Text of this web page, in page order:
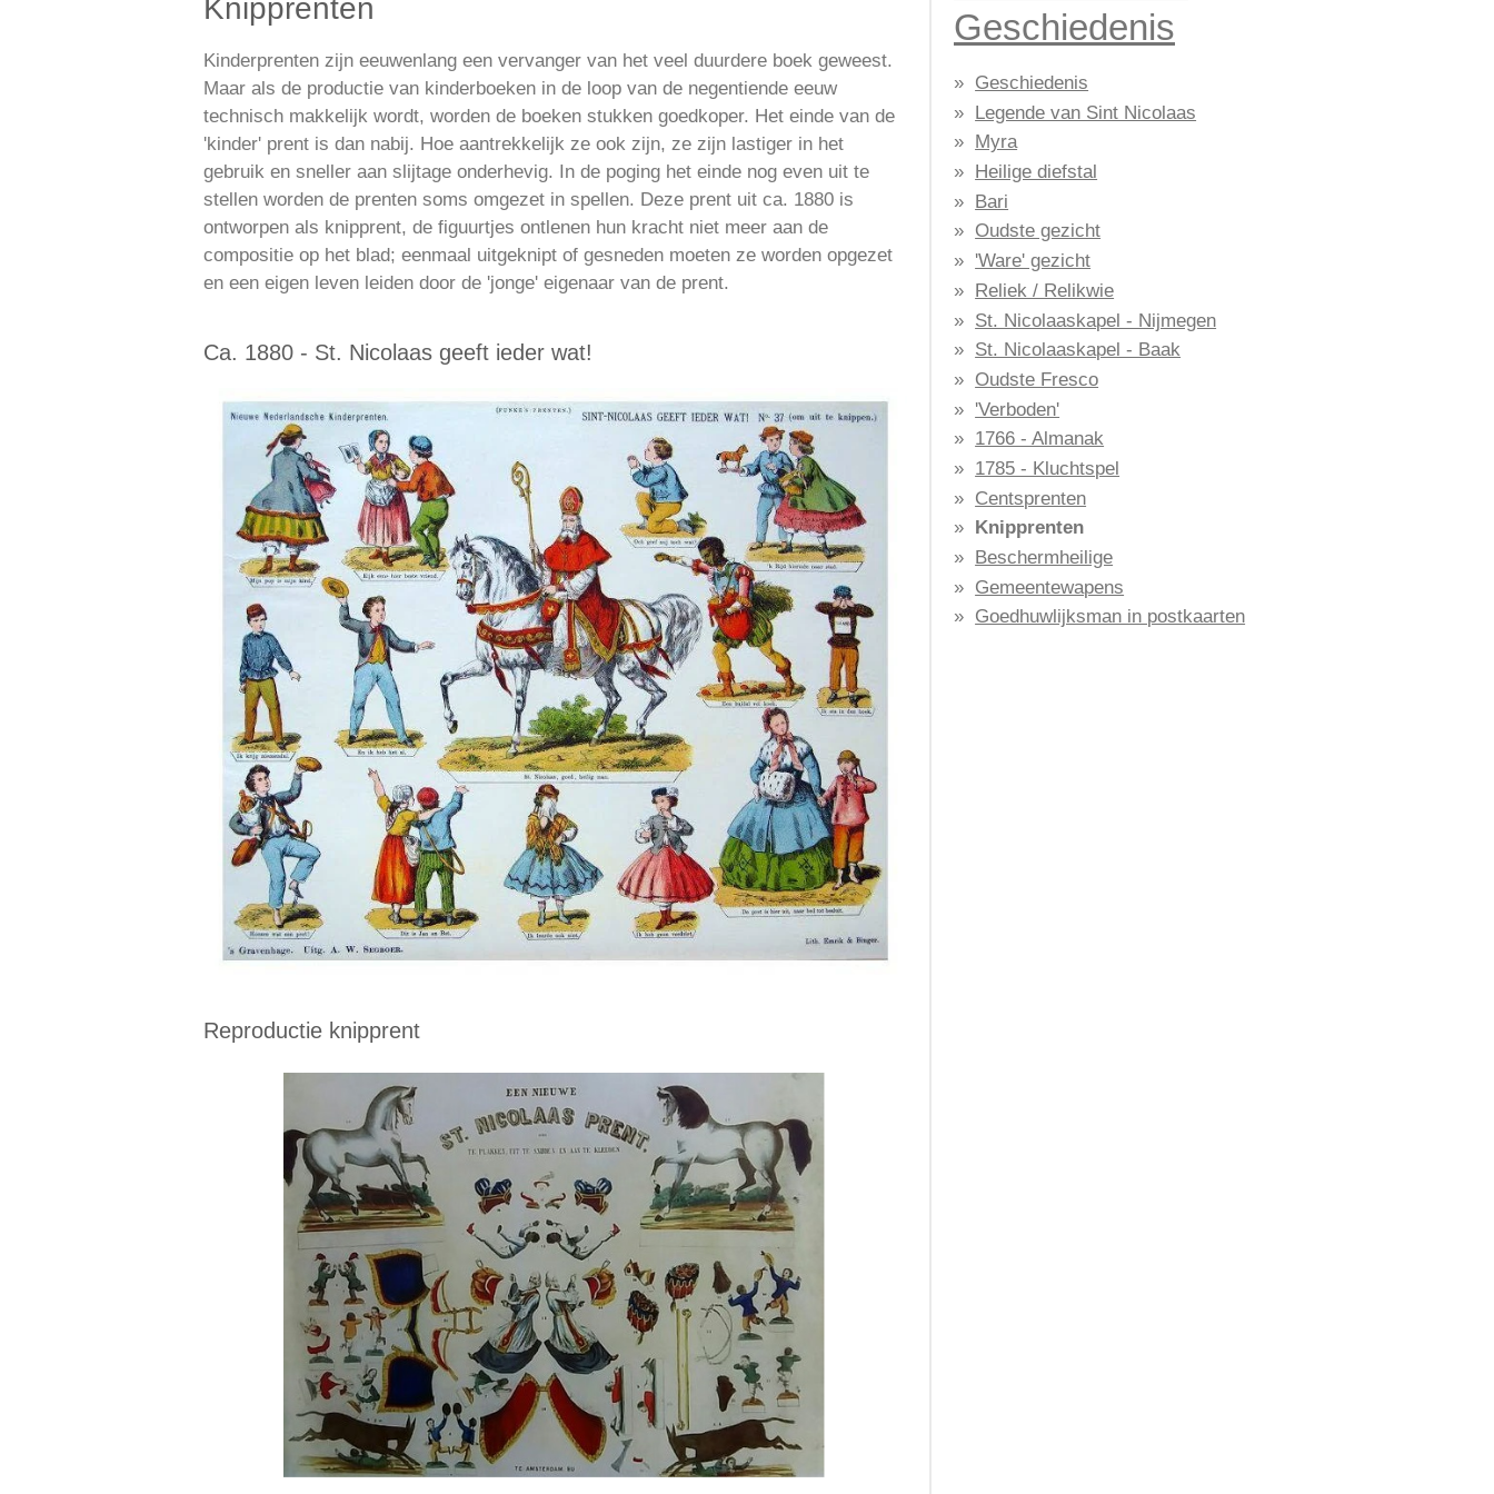
Knipprenten
Kinderprenten zijn eeuwenlang een vervanger van het veel duurdere boek geweest.
Maar als de productie van kinderboeken in de loop van de negentiende eeuw
technisch makkelijk wordt, worden de boeken stukken goedkoper. Het einde van de
'kinder' prent is dan nabij. Hoe aantrekkelijk ze ook zijn, ze zijn lastiger in het
gebruik en sneller aan slijtage onderhevig. In de poging het einde nog even uit te
stellen worden de prenten soms omgezet in spellen. Deze prent uit ca. 1880 is
ontworpen als knipprent, de figuurtjes ontlenen hun kracht niet meer aan de
compositie op het blad; eenmaal uitgeknipt of gesneden moeten ze worden opgezet
en een eigen leven leiden door de 'jonge' eigenaar van de prent.
Ca. 1880 - St. Nicolaas geeft ieder wat!
Reproductie knipprent
Geschiedenis
Geschiedenis
Legende van Sint Nicolaas
Myra
Heilige diefstal
Bari
Oudste gezicht
'Ware' gezicht
Reliek / Relikwie
St. Nicolaaskapel - Nijmegen
St. Nicolaaskapel - Baak
Oudste Fresco
'Verboden'
1766 - Almanak
1785 - Kluchtspel
Centsprenten
Knipprenten
Beschermheilige
Gemeentewapens
Goedhuwlijksman in postkaarten